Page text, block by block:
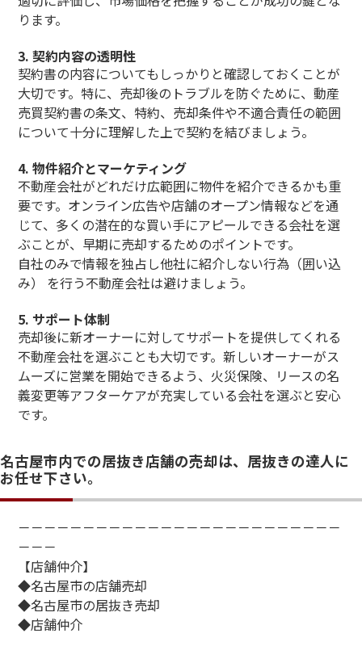
ります。
3.契約内容の透明性
契約書の内容についてもしっかりと確認しておくことが
大切です。特に、売却後のトラブルを防ぐために、動産
売買契約書の条文、特約、売却条件や不適合責任の範囲
について十分に理解した上で契約を結びましょう。
4.物件紹介とマーケティング
不動産会社がどれだけ広範囲に物件を紹介できるかも重
要です。オンライン広告や店舗のオープン情報などを通
じて、多くの潜在的な買い手にアピールできる会社を選
ぶことが、早期に売却するためのポイントです。
自社のみで情報を独占し他社に紹介しない行為（囲い込
み） を行う不動産会社は避けましょう。
5. サポート体制
売却後に新オーナーに対してサポートを提供してくれる
不動産会社を選ぶことも大切です。新しいオーナーがス
ムーズに営業を開始できるよう、火災保険、リースの名
義変更等アフターケアが充実している会社を選ぶと安心
です。
名古屋市内での居抜き店舗の売却は、居抜きの達人に
お任せ下さい。
－－－－－－－－－－－－－－－－－－－－－－－－－
－－－
【店舗仲介】
◆名古屋市の店舗売却
◆名古屋市の居抜き売却
◆店舗仲介